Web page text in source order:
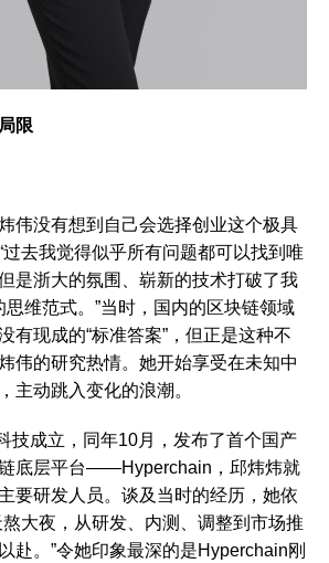
限
伟没有想到自己会选择创业这个极具
过去我觉得似乎所有问题都可以找到唯
是浙大的氛围、崭新的技术打破了我
思维范式。”当时，国内的区块链领域
有现成的“标准答案”，但正是这种不
伟的研究热情。她开始享受在未知中
主动跳入变化的浪潮。
技成立，同年10月，发布了首个国产
底层平台——Hyperchain，邱炜炜就
要研发人员。谈及当时的经历，她依
大夜，从研发、内测、调整到市场推
赴。”令她印象最深的是Hyperchain刚